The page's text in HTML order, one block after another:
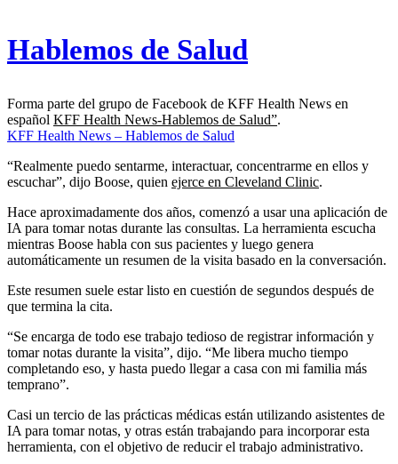
Hablemos de Salud
Forma parte del grupo de Facebook de KFF Health News en
español KFF Health News-Hablemos de Salud”.
KFF Health News – Hablemos de Salud
“Realmente puedo sentarme, interactuar, concentrarme en ellos y
escuchar”, dijo Boose, quien ejerce en Cleveland Clinic.
Hace aproximadamente dos años, comenzó a usar una aplicación de
IA para tomar notas durante las consultas. La herramienta escucha
mientras Boose habla con sus pacientes y luego genera
automáticamente un resumen de la visita basado en la conversación.
Este resumen suele estar listo en cuestión de segundos después de
que termina la cita.
“Se encarga de todo ese trabajo tedioso de registrar información y
tomar notas durante la visita”, dijo. “Me libera mucho tiempo
completando eso, y hasta puedo llegar a casa con mi familia más
temprano”.
Casi un tercio de las prácticas médicas están utilizando asistentes de
IA para tomar notas, y otras están trabajando para incorporar esta
herramienta, con el objetivo de reducir el trabajo administrativo.